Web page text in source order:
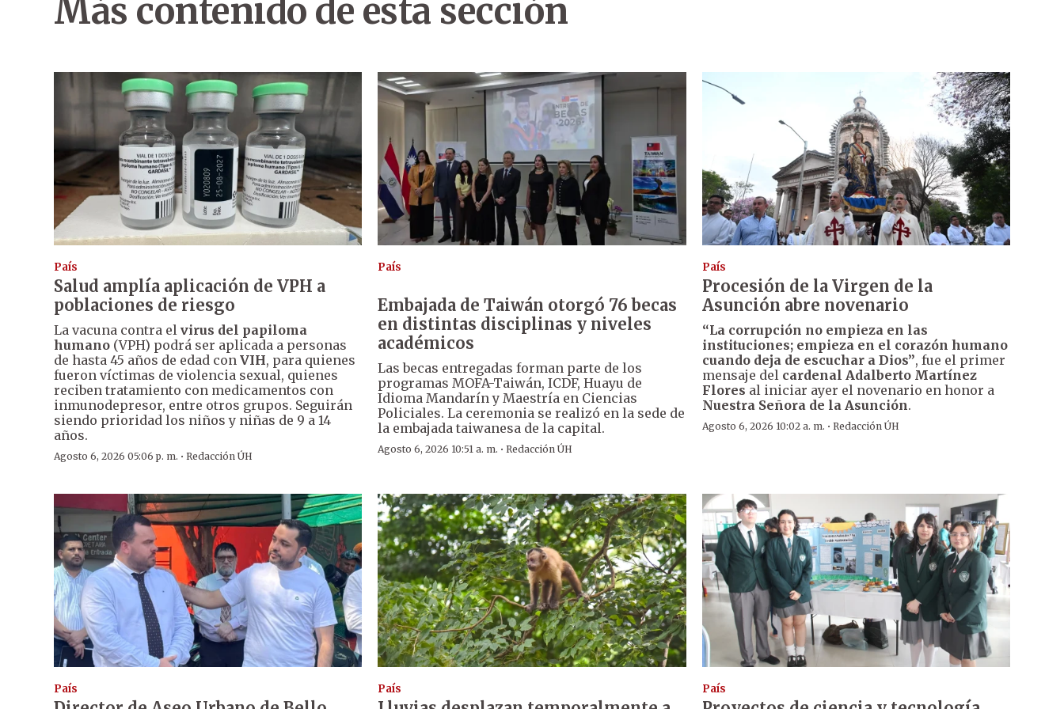
Más contenido de esta sección
País
Salud amplía aplicación de VPH a
poblaciones de riesgo
La vacuna contra el virus del papiloma
humano (VPH) podrá ser aplicada a personas
de hasta 45 años de edad con VIH, para quienes
fueron víctimas de violencia sexual, quienes
reciben tratamiento con medicamentos con
inmunodepresor, entre otros grupos. Seguirán
siendo prioridad los niños y niñas de 9 a 14
años.
Agosto 6, 2026 05:06 p. m. · Redacción ÚH
País
Embajada de Taiwán otorgó 76 becas
en distintas disciplinas y niveles
académicos
Las becas entregadas forman parte de los
programas MOFA-Taiwán, ICDF, Huayu de
Idioma Mandarín y Maestría en Ciencias
Policiales. La ceremonia se realizó en la sede de
la embajada taiwanesa de la capital.
Agosto 6, 2026 10:51 a. m. ·Redacción ÚH
País
Procesión de la Virgen de la
Asunción abre novenario
“La corrupción no empieza en las
instituciones; empieza en el corazón humano
cuando deja de escuchar a Dios”, fue el primer
mensaje del cardenal Adalberto Martínez
Flores al iniciar ayer el novenario en honor a
Nuestra Señora de la Asunción.
Agosto 6, 2026 10:02 a. m. · Redacción ÚH
País País País